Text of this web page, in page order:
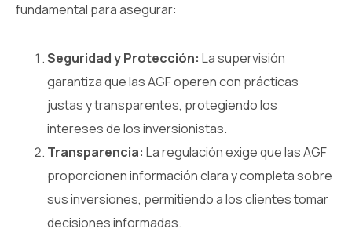
fundamental para asegurar:
Seguridad y Protección: La supervisión
garantiza que las AGF operen con prácticas
justas y transparentes, protegiendo los
intereses de los inversionistas.
Transparencia: La regulación exige que las AGF
proporcionen información clara y completa sobre
sus inversiones, permitiendo a los clientes tomar
decisiones informadas.